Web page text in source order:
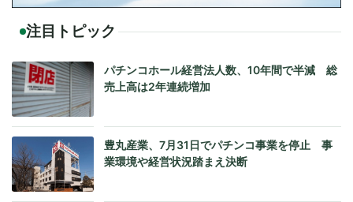
注目トピック
パチンコホール経営法人数、10年間で半減 総
売上高は2年連続増加
豊丸産業、7月31日でパチンコ事業を停止 事
業環境や経営状況踏まえ決断